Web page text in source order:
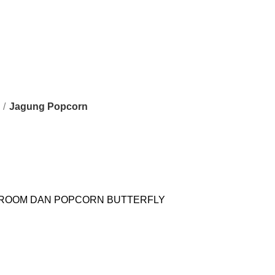
Jagung Popcorn
DAN POPCORN BUTTERFLY